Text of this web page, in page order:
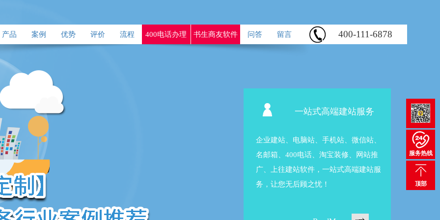
企业建站
名邮箱、
广、上往
务，让您
产品 案例 优势 评价 流程 400电话办理 书生商友软件 问答 留言 400-111-6878
服务热线
顶部